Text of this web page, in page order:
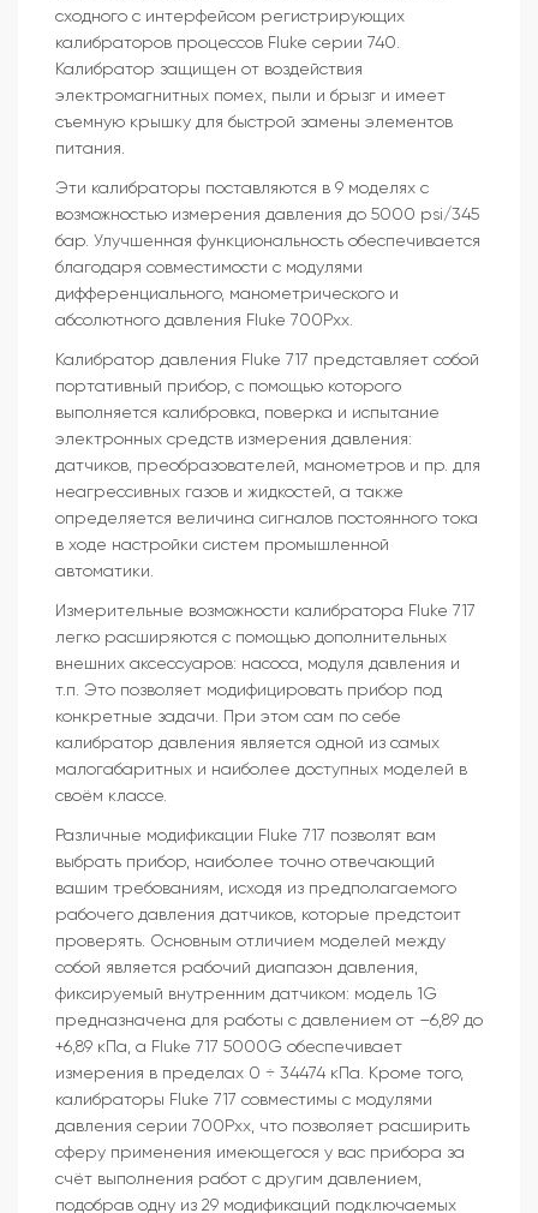
сходного с интерфейсом регистрирующих
калибраторов процессов Fluke серии 740.
Калибратор защищен от воздействия
электромагнитных помех, пыли и брызг и имеет
съемную крышку для быстрой замены элементов
питания.
Эти калибраторы поставляются в 9 моделях с
возможностью измерения давления до 5000 psi/345
бар. Улучшенная функциональность обеспечивается
благодаря совместимости с модулями
дифференциального, манометрического и
абсолютного давления Fluke 700Pxx.
Калибратор давления Fluke 717 представляет собой
портативный прибор, с помощью которого
выполняется калибровка, поверка и испытание
электронных средств измерения давления:
датчиков, преобразователей, манометров и пр. для
неагрессивных газов и жидкостей, а также
определяется величина сигналов постоянного тока
в ходе настройки систем промышленной
автоматики.
Измерительные возможности калибратора Fluke 717
легко расширяются с помощью дополнительных
внешних аксессуаров: насоса, модуля давления и
т.п. Это позволяет модифицировать прибор под
конкретные задачи. При этом сам по себе
калибратор давления является одной из самых
малогабаритных и наиболее доступных моделей в
своём классе.
Различные модификации Fluke 717 позволят вам
выбрать прибор, наиболее точно отвечающий
вашим требованиям, исходя из предполагаемого
рабочего давления датчиков, которые предстоит
проверять. Основным отличием моделей между
собой является рабочий диапазон давления,
фиксируемый внутренним датчиком: модель 1G
предназначена для работы с давлением от –6,89 до
+6,89 кПа, а Fluke 717 5000G обеспечивает
измерения в пределах 0 ÷ 34474 кПа. Кроме того,
калибраторы Fluke 717 совместимы с модулями
давления серии 700Pxx, что позволяет расширить
сферу применения имеющегося у вас прибора за
счёт выполнения работ с другим давлением,
подобрав одну из 29 модификаций подключаемых